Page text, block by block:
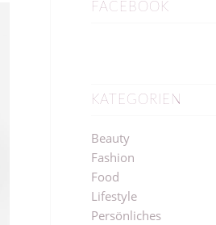
FACEBOOK
KATEGORIEN
Beauty
Fashion
Food
Lifestyle
Persönliches